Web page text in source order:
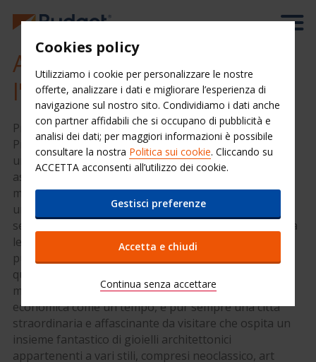
Auto a noleggio presso
l'aeroporto di Praga
Prenotando un'auto a noleggio presso l'aeroporto di
Praga potrai goderti ancora di più il suo soggiorno in
una delle mete turistiche preferite d'Europa. Evita di
aspettare l'autobus o il taxi con Budget. Completi il
modulo a sinistra in questa pagina per noleggiare
un'auto presso l'aeroporto di Praga e usufruire di un
servizio auto flessibile, economico ed affidabile. Legga
le informazioni aggiuntive per scoprire in che modo il
puoi ottenere maggiori opportunità per esplorare
questa bellissima città. Praga è una delle principali
mete turistiche d'Europa e, nonostante non sia più
economica come un tempo, è pur sempre una città
straordinaria e affascinante da visitare che ospita un
insieme fantastico di gioielli architettonici
appartenenti a vari stili, compresi neoclassico, art
Cookies policy
Utilizziamo i cookie per personalizzare le nostre
offerte, analizzare i dati e migliorare l’esperienza di
navigazione sul nostro sito. Condividiamo i dati anche
con partner affidabili che si occupano di pubblicità e
analisi dei dati; per maggiori informazioni è possibile
consultare la nostra Politica sui cookie. Cliccando su
ACCETTA acconsenti all’utilizzo dei cookie.
Gestisci preferenze
Accetta e chiudi
Continua senza accettare